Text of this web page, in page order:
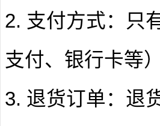
2. 支付方式：只
支付、银行卡等
3. 退货订单：退